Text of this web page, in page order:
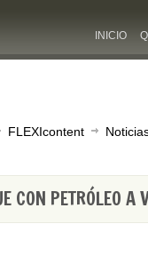
INICIO
FLEXIcontent
CON PETRÓLEO A